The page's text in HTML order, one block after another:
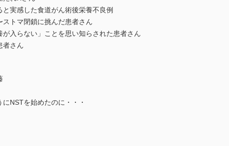
と実感した食道がん術後栄養不良例
ストマ閉鎖に挑んだ患者さん
が入らない」ことを思い知らされた患者さん
者さん
にNSTを始めたのに・・・